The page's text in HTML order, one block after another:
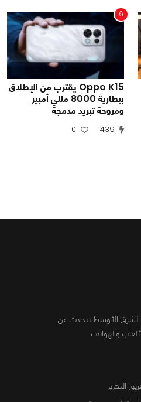
6
Oppo K15 يقترب من الإطلاق
ببطارية 8000 مللي أمبير
ومروحة تبريد مدمجة
1439
0
الشرق الأوسط تتحدث عن
والهواتف
التحرير